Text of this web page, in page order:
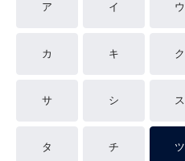
ア イ ウ
カ キ ク
サ シ ス
タ チ ツ